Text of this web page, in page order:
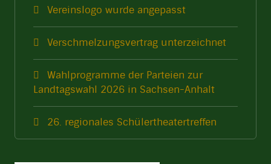
Vereinslogo wurde angepasst
Verschmelzungsvertrag unterzeichnet
Wahlprogramme der Parteien zur
Landtagswahl 2026 in Sachsen-Anhalt
26. regionales Schülertheatertreffen